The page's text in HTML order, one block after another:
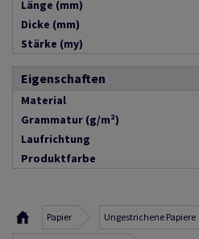
Länge (mm)
Dicke (mm)
Stärke (my)
Eigenschaften
Material
Grammatur (g/m²)
Laufrichtung
Produktfarbe
Papier Ungestrichene Papiere